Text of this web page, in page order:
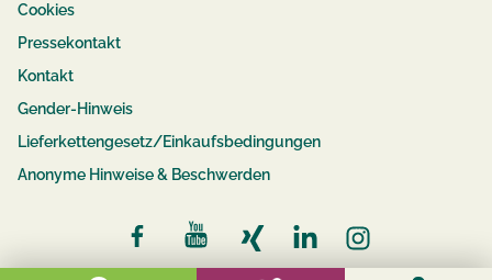
Cookies
Pressekontakt
Kontakt
Gender-Hinweis
Lieferkettengesetz/Einkaufsbedingungen
Anonyme Hinweise & Beschwerden